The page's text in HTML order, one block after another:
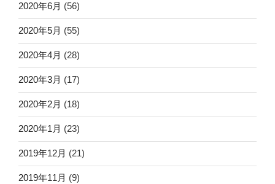
2020年6月 (56)
2020年5月 (55)
2020年4月 (28)
2020年3月 (17)
2020年2月 (18)
2020年1月 (23)
2019年12月 (21)
2019年11月 (9)